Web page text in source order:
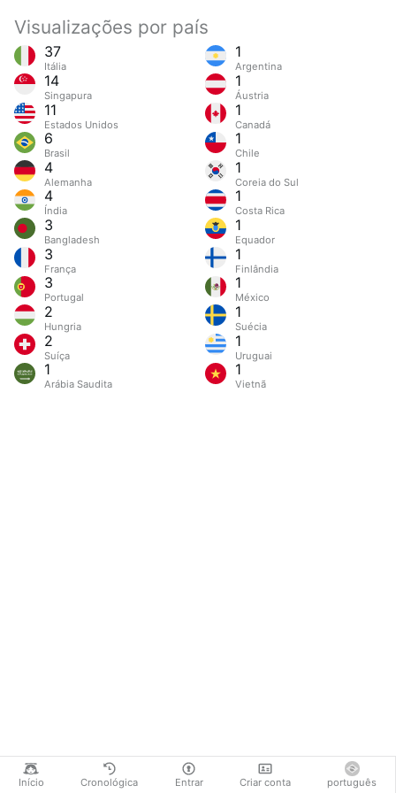
Início Cronológica Entrar Criar conta português
Visualizações por país
37
Itália
14
Singapura
11
Estados Unidos
6
Brasil
4
Alemanha
4
Índia
3
Bangladesh
3
França
3
Portugal
2
Hungria
2
Suíça
1
Arábia Saudita
1
Argentina
1
Áustria
1
Canadá
1
Chile
1
Coreia do Sul
1
Costa Rica
1
Equador
1
Finlândia
1
México
1
Suécia
1
Uruguai
1
Vietnã